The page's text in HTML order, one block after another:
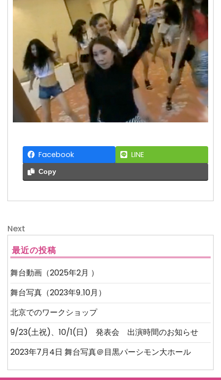
Facebook LINE
Copy
稿
ナ
ビ
ゲ
ー
シ
ョ
ン
Next
Next
最近の投稿
舞台動画（2025年2月 ）
舞台写真（2023年9₋10月）
北京でのワークショップ
9/23(土祝)、10/1(日) 発表会 出演時間のお知らせ
2023年7月4日 舞台写真＠目黒パーシモン大ホール